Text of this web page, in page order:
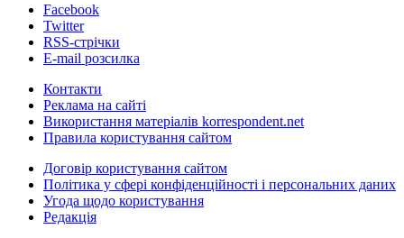
Facebook
Twitter
RSS-стрічки
E-mail розсилка
Контакти
Реклама на сайті
Використання матеріалів korrespondent.net
Правила користування сайтом
Договір користування сайтом
Політика у сфері конфіденційності і персональних даних
Угода щодо користування
Редакція